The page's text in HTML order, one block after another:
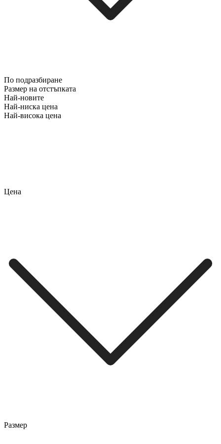
По подразбиране
Размер на отстъпката
Най-новите
Най-ниска цена
Най-висока цена
Цена
Размер